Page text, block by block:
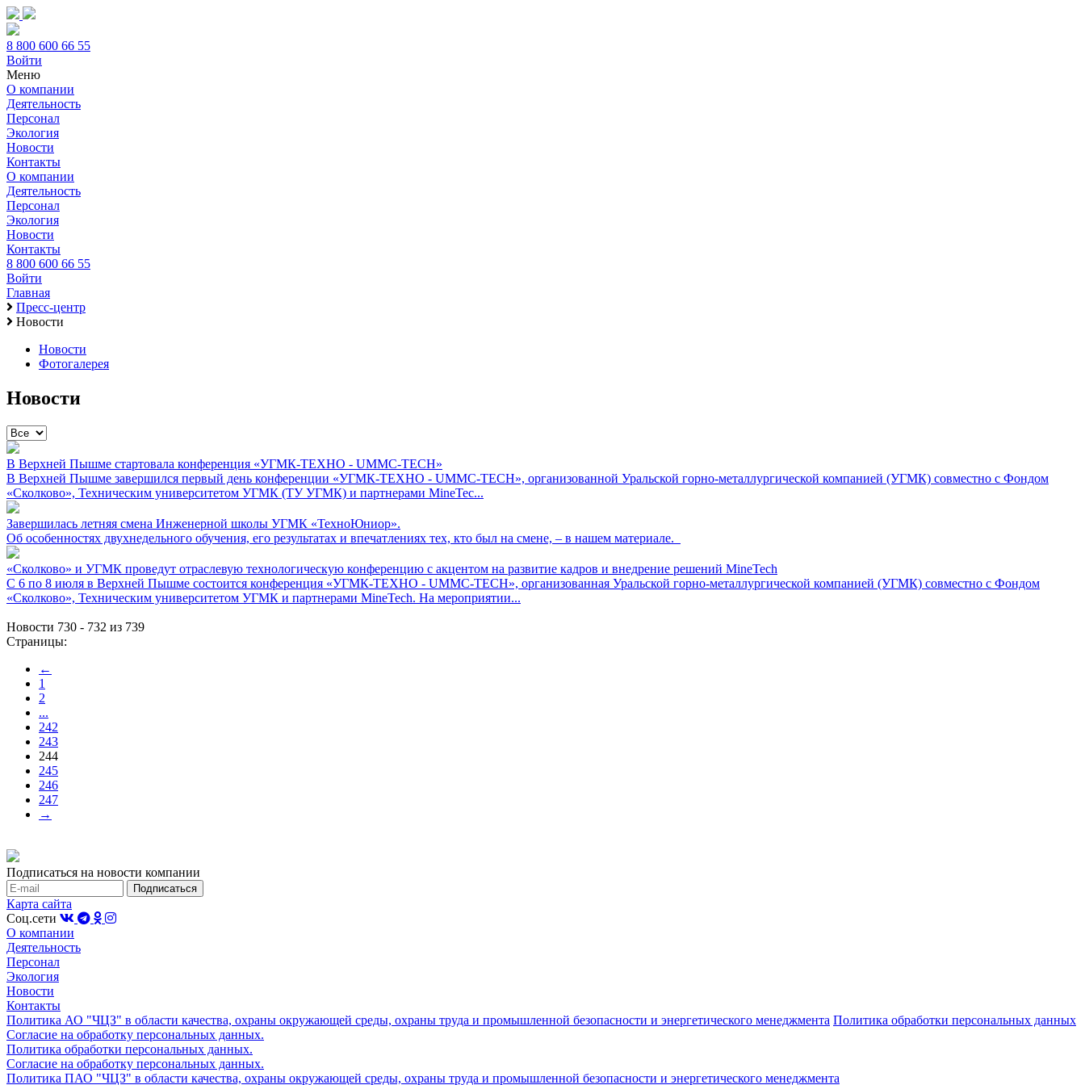
8 800 600 66 55
Войти
Меню
О компании
Деятельность
Персонал
Экология
Новости
Контакты
О компании
Деятельность
Персонал
Экология
Новости
Контакты
8 800 600 66 55
Войти
Главная
Пресс-центр
Новости
Новости
Фотогалерея
Новости
В Верхней Пышме стартовала конференция «УГМК-ТЕХНО - UMMC-ТЕСН»
В Верхней Пышме завершился первый день конференции «УГМК-ТЕХНО - UMMC-ТЕСН», организованной Уральской горно-металлургической компанией (УГМК) совместно с Фондом
«Сколково», Техническим университетом УГМК (ТУ УГМК) и партнерами MineTec...
Завершилась летняя смена Инженерной школы УГМК «ТехноЮниор».
Об особенностях двухнедельного обучения, его результатах и впечатлениях тех, кто был на смене, – в нашем материале.
«Сколково» и УГМК проведут отраслевую технологическую конференцию с акцентом на развитие кадров и внедрение решений MineTech
С 6 по 8 июля в Верхней Пышме состоится конференция «УГМК-ТЕХНО - UMMC-ТЕСН», организованная Уральской горно-металлургической компанией (УГМК) совместно с Фондом
«Сколково», Техническим университетом УГМК и партнерами MineTech. На мероприятии...
Новости 730 - 732 из 739
Страницы:
←
1
2
...
242
243
244
245
246
247
→
Подписаться на новости компании
Карта сайта
Соц.сети
О компании
Деятельность
Персонал
Экология
Новости
Контакты
Политика АО "ЧЦЗ" в области качества, охраны окружающей среды, охраны труда и промышленной безопасности и энергетического менеджмента Политика обработки персональных данных
Согласие на обработку персональных данных.
Политика обработки персональных данных.
Согласие на обработку персональных данных.
Политика ПАО "ЧЦЗ" в области качества, охраны окружающей среды, охраны труда и промышленной безопасности и энергетического менеджмента